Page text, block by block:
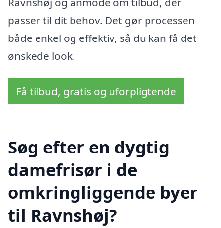
passer til dit behov. Det gør processen
både enkel og effektiv, så du kan få det
ønskede look.
Få tilbud, gratis og uforpligtende
Søg efter en dygtig
damefrisør i de
omkringliggende byer
til Ravnshøj?